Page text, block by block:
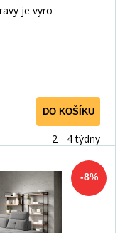
je vyro
DO KOŠÍKU
2 - 4 týdny
-8%